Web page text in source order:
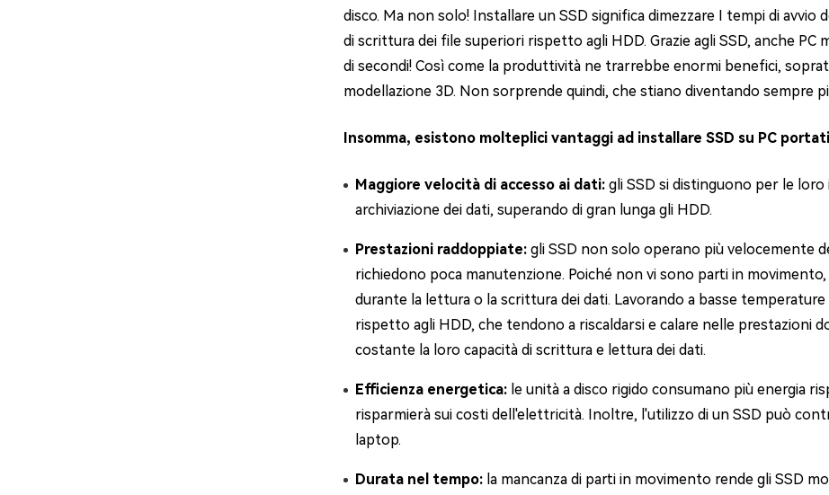
disco. Ma non solo! Installare un SSD significa dimezzare I tempi di
di scrittura dei file superiori rispetto agli HDD. Grazie agli SSD, anche PC
di secondi! Così come la produttività ne trarrebbe enormi benefici,
modellazione 3D. Non sorprende quindi, che stiano diventando sempre
Insomma, esistono molteplici vantaggi ad installare SSD su PC
Maggiore velocità di accesso ai dati: gli SSD si distinguono per le
archiviazione dei dati, superando di gran lunga gli HDD.
Prestazioni raddoppiate: gli SSD non solo operano più velocemente
richiedono poca manutenzione. Poiché non vi sono parti in
durante la lettura o la scrittura dei dati. Lavorando a basse
rispetto agli HDD, che tendono a riscaldarsi e calare nelle prestazioni
costante la loro capacità di scrittura e lettura dei dati.
Efficienza energetica: le unità a disco rigido consumano più energia
risparmierà sui costi dell'elettricità. Inoltre, l'utilizzo di un SSD può
laptop.
Durata nel tempo: la mancanza di parti in movimento rende gli SSD